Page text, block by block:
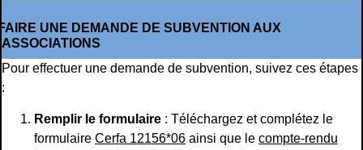
UNE DEMANDE DE SUBVENTION AUX
ASSOCIATIONS
Pour effectuer une demande de subvention, suivez ces étapes
:
Remplir le formulaire : Téléchargez et complétez le
formulaire Cerfa 12156*06 ainsi que le compte-rendu